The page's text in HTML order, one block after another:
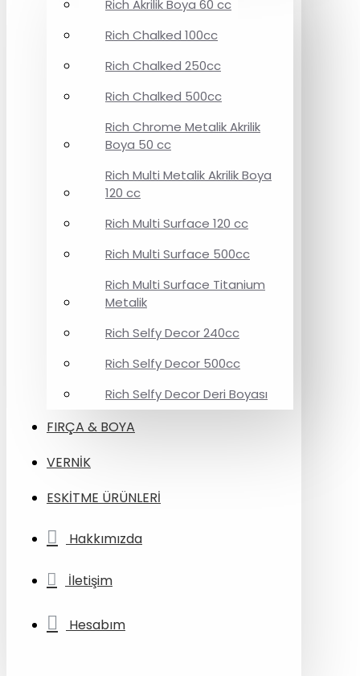
Rich Akrilik Boya 60 cc
Rich Chalked 100cc
Rich Chalked 250cc
Rich Chalked 500cc
Rich Chrome Metalik Akrilik
Boya 50 cc
Rich Multi Metalik Akrilik Boya
120 cc
Rich Multi Surface 120 cc
Rich Multi Surface 500cc
Rich Multi Surface Titanium
Metalik
Rich Selfy Decor 240cc
Rich Selfy Decor 500cc
Rich Selfy Decor Deri Boyası
FIRÇA & BOYA
VERNİK
ESKİTME ÜRÜNLERİ
Hakkımızda
İletişim
Hesabım